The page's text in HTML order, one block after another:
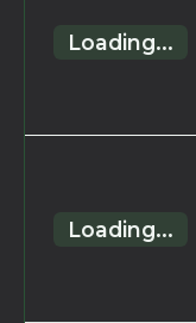
Loading...
Loading...